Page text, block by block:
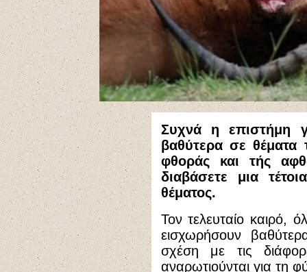
Συχνά η επιστήμη
βαθύτερα σε
φθοράς και τής
διαβάσετε μια
θέματος.
Τον τελευταίο καιρό,
εισχωρήσουν
σχέση με τις
αναρωτιούνται για τη